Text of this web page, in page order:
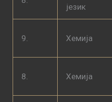
језик
9. Хемија
8. Хемија